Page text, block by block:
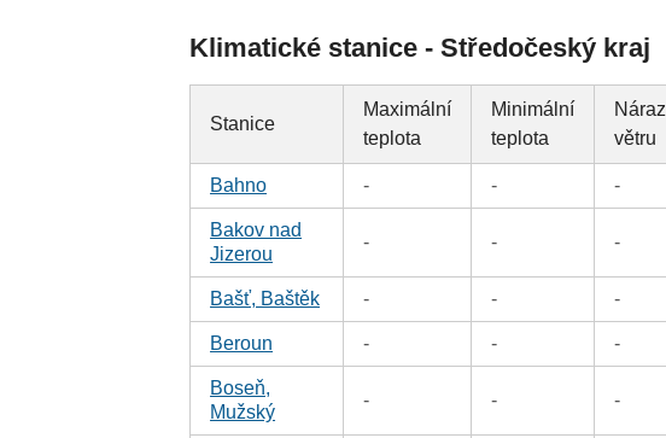
Klimatické stanice - Středočeský kraj
Stanice
Maximální
teplota
Minimální
teplota
Náraz
větru
Bahno - - -
Bakov nad
Jizerou
- - -
Bašť, Baštěk - - -
Beroun - - -
Boseň,
Mužský
- - -